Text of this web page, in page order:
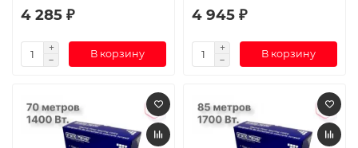
4 285 ₽
В корзину
4 945 ₽
В корзину